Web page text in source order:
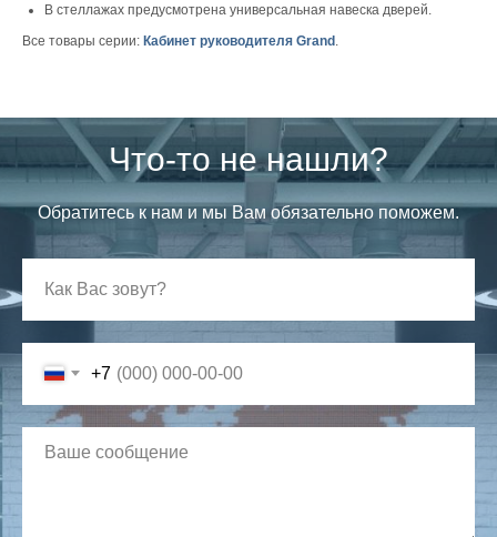
В стеллажах предусмотрена универсальная навеска дверей.
Все товары серии: Кабинет руководителя Grand
Что-то не нашли?
Обратитесь к нам и мы Вам обязательно поможем.
+7